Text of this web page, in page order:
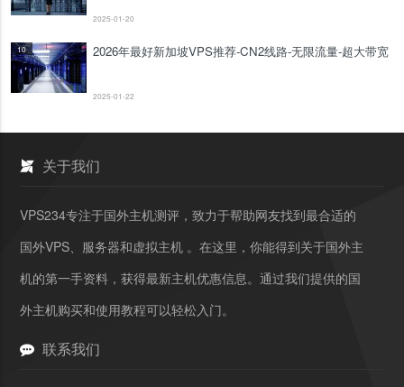
2025-01-20
10 2026年最好新加坡VPS推荐-CN2线路-无限流量-超大带宽
2025-01-22
关于我们
VPS234专注于国外主机测评，致力于帮助网友找到最合适的
国外VPS、服务器和虚拟主机 。在这里，你能得到关于国外主
机的第一手资料，获得最新主机优惠信息。通过我们提供的国
外主机购买和使用教程可以轻松入门。
联系我们